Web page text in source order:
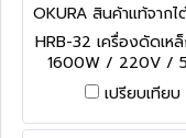
OKURA สินค้าแท้จาก
RB-32
HRB-32 เครื่องดัดเห
1600W / 220V /
สำหรับดัดเหล็กข้ออ้อย
กลม 90-135 องศา
Rebar Bender
เปรียบเทียบ